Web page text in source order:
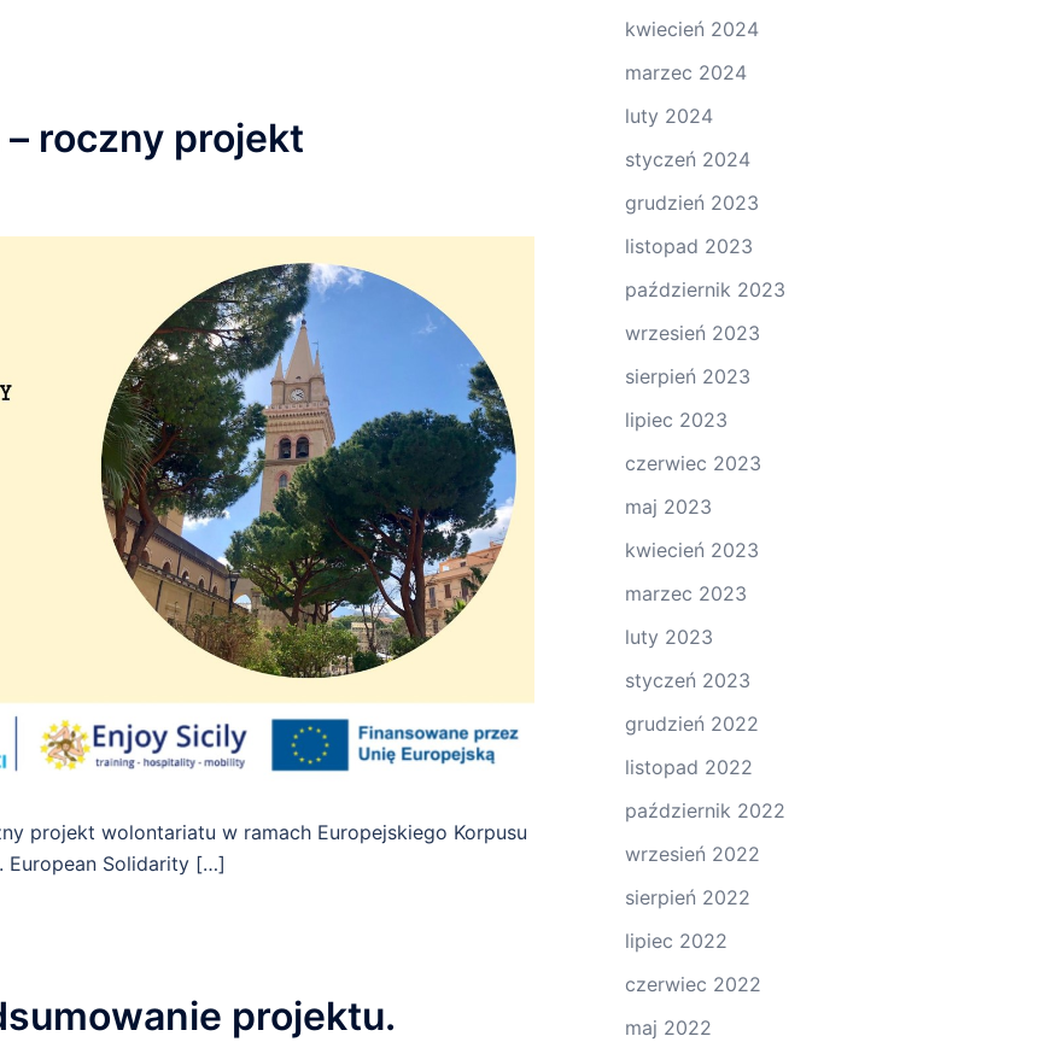
roczny projekt
projekt wolontariatu w ramach Europejskiego Korpusu
European Solidarity […]
projektu.
kwiecień 2024
marzec 2024
luty 2024
styczeń 2024
grudzień 2023
listopad 2023
październik 2023
wrzesień 2023
sierpień 2023
lipiec 2023
czerwiec 2023
maj 2023
kwiecień 2023
marzec 2023
luty 2023
styczeń 2023
grudzień 2022
listopad 2022
październik 2022
wrzesień 2022
sierpień 2022
lipiec 2022
czerwiec 2022
maj 2022